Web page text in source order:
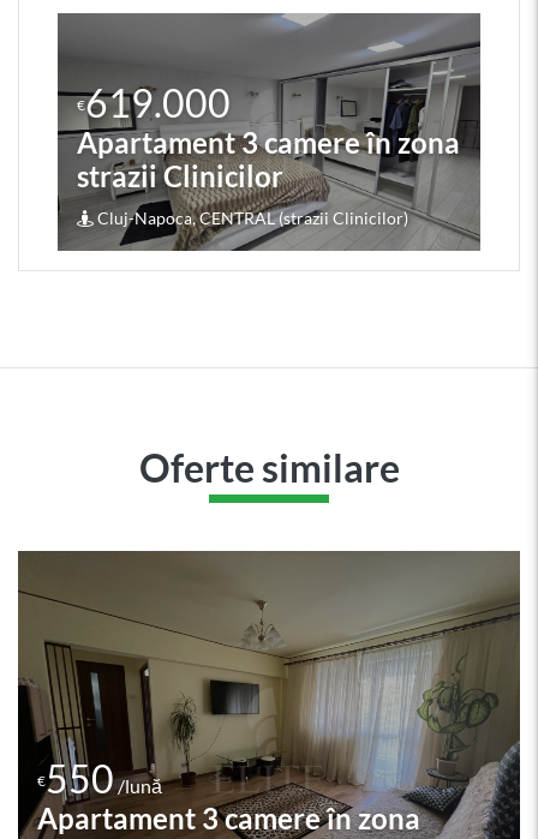
€619.000
Apartament 3 camere în zona
strazii Clinicilor
Cluj-Napoca, CENTRAL (strazii Clinicilor)
Oferte similare
€550 /lună
Apartament 2 camere în zona
- Observatorului
Cluj-Napoca, ZORILOR (Lunii - Observatorului)